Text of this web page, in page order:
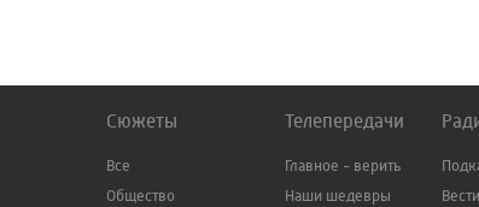
Сюжеты
Все
Общество
Телепередачи
Главное - верить
Наши шедевры